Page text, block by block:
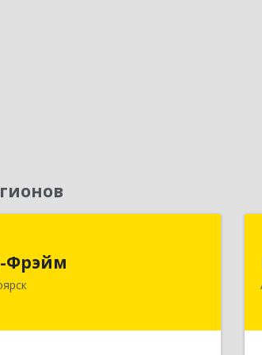
Фрэйм
г, Батурина ул, дом № 32,